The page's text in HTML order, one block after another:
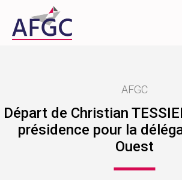
AFGC
Départ de Christian
présidence pour la
Ouest